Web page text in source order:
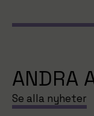
ANDRA
Se alla nyheter